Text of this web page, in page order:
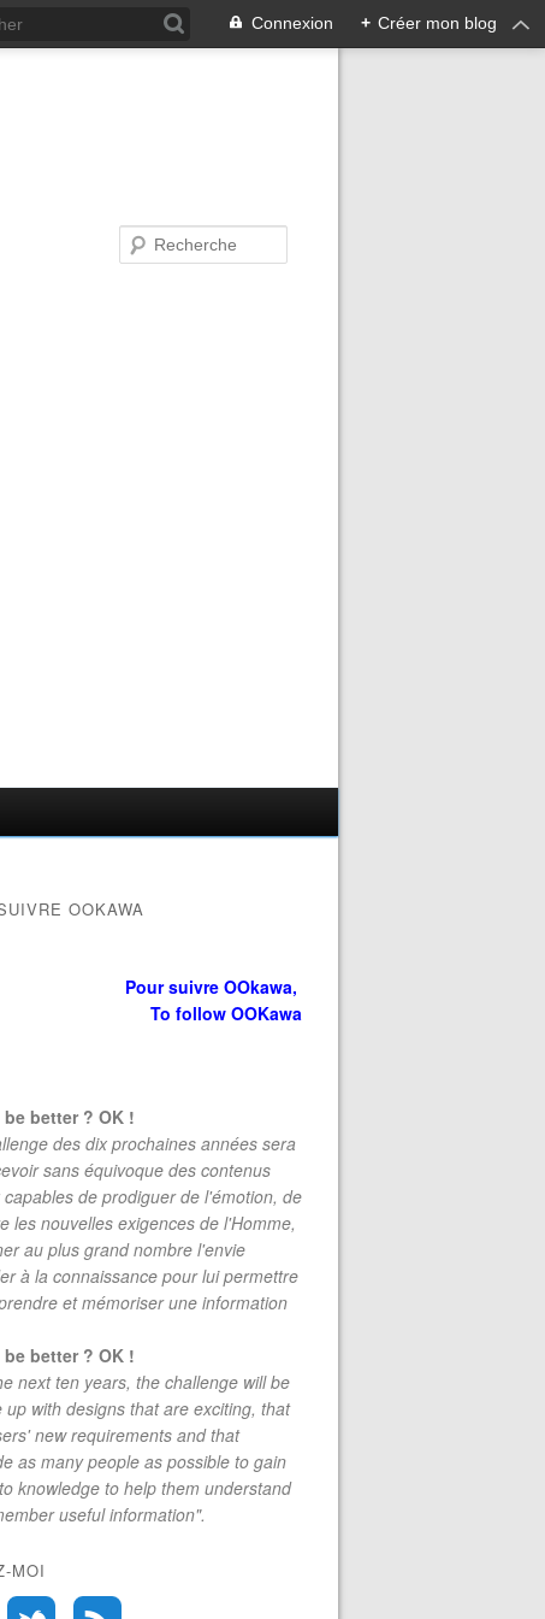
Connexion + Créer mon blog
OOKAWA
Pour suivre OOkawa,
To follow OOKawa
be better ? OK !
des dix prochaines années sera
sans équivoque des contenus
capables de prodiguer de l'émotion, de
les nouvelles exigences de l'Homme,
au plus grand nombre l'envie
à la connaissance pour lui permettre
et mémoriser une information
be better ? OK !
next ten years, the challenge will be
up with designs that are exciting, that
new requirements and that
as many people as possible to gain
knowledge to help them understand
useful information".
MOI